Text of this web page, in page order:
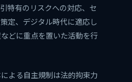
特有のリスクへの対応、セ
定、デジタル時代に適応し
どに重点を置いた活動を行
よる自主規制は法的拘束力